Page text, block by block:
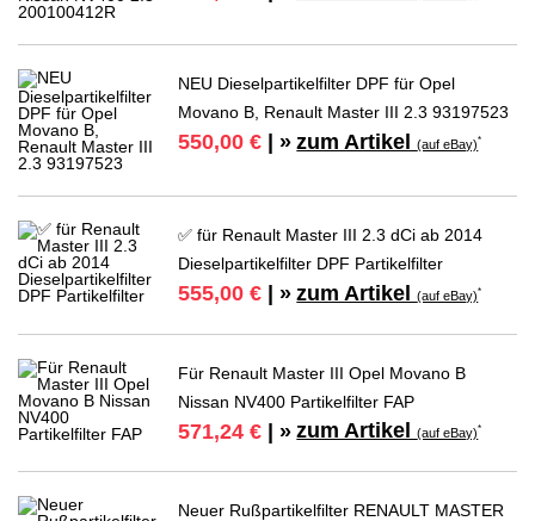
NEU Dieselpartikelfilter DPF für Opel
Movano B, Renault Master III 2.3 93197523
550,00 € | » zum Artikel(auf eBay)*
✅ für Renault Master III 2.3 dCi ab 2014
Dieselpartikelfilter DPF Partikelfilter
555,00 € | » zum Artikel(auf eBay)*
Für Renault Master III Opel Movano B
Nissan NV400 Partikelfilter FAP
571,24 € | » zum Artikel(auf eBay)*
Neuer Rußpartikelfilter RENAULT MASTER